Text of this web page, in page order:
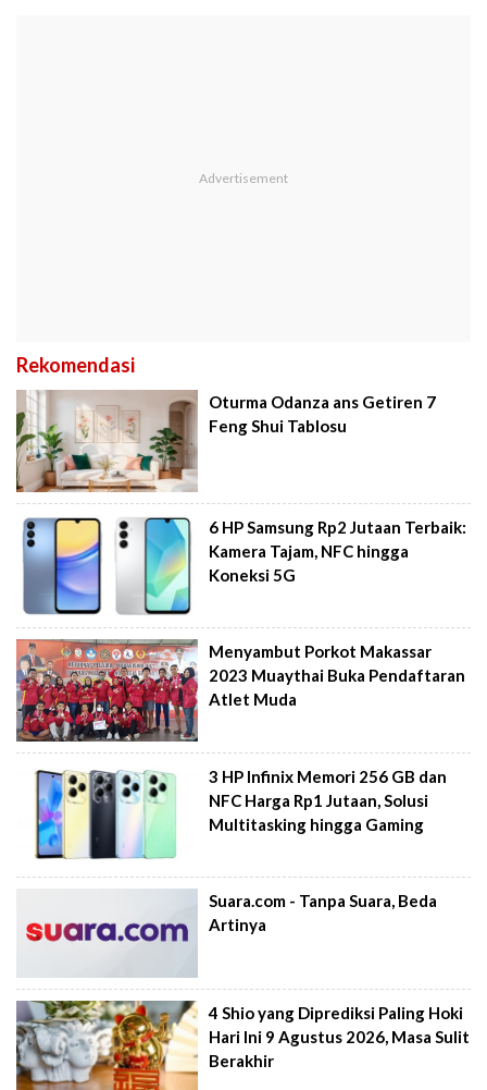
Rekomendasi
Oturma Odanza ans Getiren 7
Feng Shui Tablosu
6 HP Samsung Rp2 Jutaan Terbaik:
Kamera Tajam, NFC hingga
Koneksi 5G
Menyambut Porkot Makassar
2023 Muaythai Buka Pendaftaran
Atlet Muda
3 HP Infinix Memori 256 GB dan
NFC Harga Rp1 Jutaan, Solusi
Multitasking hingga Gaming
Suara.com - Tanpa Suara, Beda
Artinya
4 Shio yang Diprediksi Paling Hoki
Hari Ini 9 Agustus 2026, Masa Sulit
Berakhir